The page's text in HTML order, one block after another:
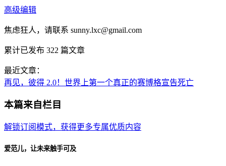
高级编辑
焦虑狂人，请联系 sunny.lxc@gmail.com
累计已发布 322 篇文章
最近文章：
再见，彼得 2.0！世界上第一个真正的赛博格宣告死亡
本篇来自栏目
解锁订阅模式，获得更多专属优质内容
爱范儿，让未来触手可及